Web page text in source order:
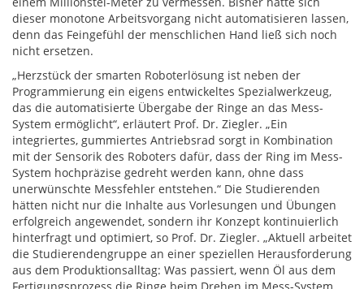
dieser monotone Arbeitsvorgang nicht automatisieren lassen,
denn das Feingefühl der menschlichen Hand ließ sich noch
nicht ersetzen.
„Herzstück der smarten Roboterlösung ist neben der
Programmierung ein eigens entwickeltes Spezialwerkzeug,
das die automatisierte Übergabe der Ringe an das Mess-
System ermöglicht“, erläutert Prof. Dr. Ziegler. „Ein
integriertes, gummiertes Antriebsrad sorgt in Kombination
mit der Sensorik des Roboters dafür, dass der Ring im Mess-
System hochpräzise gedreht werden kann, ohne dass
unerwünschte Messfehler entstehen.“ Die Studierenden
hätten nicht nur die Inhalte aus Vorlesungen und Übungen
erfolgreich angewendet, sondern ihr Konzept kontinuierlich
hinterfragt und optimiert, so Prof. Dr. Ziegler. „Aktuell arbeitet
die Studierendengruppe an einer speziellen Herausforderung
aus dem Produktionsalltag: Was passiert, wenn Öl aus dem